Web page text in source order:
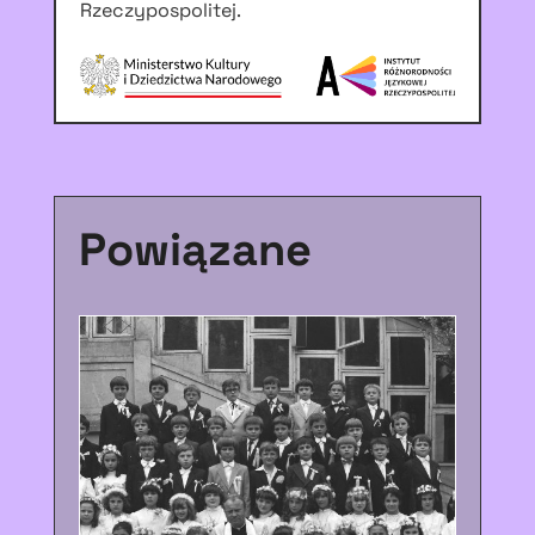
Rzeczypospolitej.
Powiązane